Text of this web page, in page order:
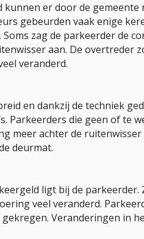
er door de gemeente
gebeurden vaak enige
zag de parkeerder de
aan. De overtreder
veranderd.
en dankzij de techniek
Parkeerders die geen of te
meer achter de ruitenwisser
deurmat.
ligt bij de parkeerder.
veel veranderd.
Veranderingen in